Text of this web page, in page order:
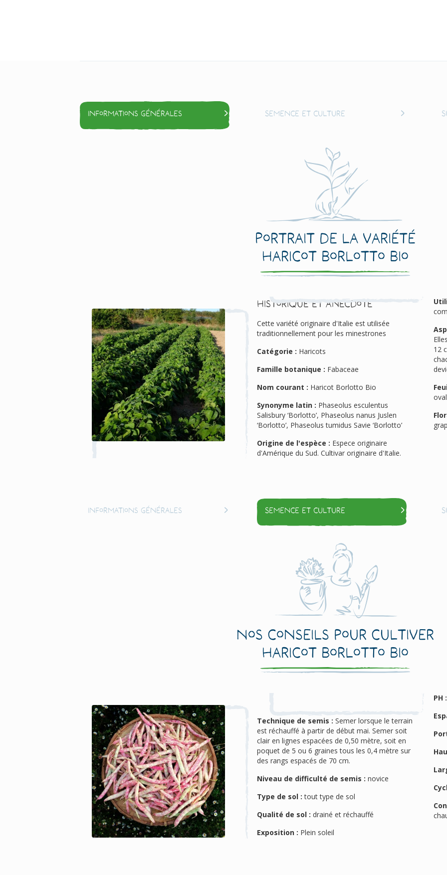
Informations générales Semence et culture
Portrait de la variété
Haricot Borlotto Bio
Historique et anecdote
Cette variété originaire d'Italie est utilisée
traditionnellement pour les minestrones
Catégorie : Haricots
Famille botanique : Fabaceae
Nom courant : Haricot Borlotto Bio
Synonyme latin :
Salisbury ‘Borlotto’, Phaseolus nanus Juslen
‘Borlotto’, Phaseolus tumidus Savie ‘Borlotto’
Origine de l'espèce :
d'Amérique du Sud. Cultivar originaire d'Italie.
12
Informations générales Semence et culture
Nos conseils pour cultiver
Haricot Borlotto Bio
Technique de semis :
est réchauffé à partir de début mai. Semer soit
clair en lignes espacées de 0,50 mètre, soit en
poquet de 5 ou 6 graines tous les 0,4 mètre sur
des rangs espacés de 70 cm.
Niveau de difficulté de semis : novice
Type de sol : tout type de sol
Qualité de sol : drainé et réchauffé
Exposition : Plein soleil
PH :